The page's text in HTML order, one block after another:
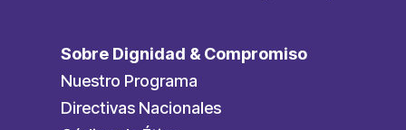
Sobre Dignidad & Compromiso
Nuestro Programa
Directivas Nacionales